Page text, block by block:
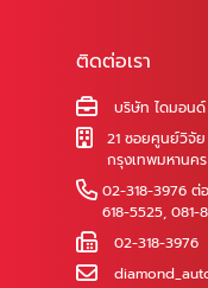
ติดต่อเรา
บริษัท ไดมอนด์
21 ซอยศูนย์วิจัย
กรุงเทพมหานค
02-318-3976 ต่
618-5525,081-
02-318-3976